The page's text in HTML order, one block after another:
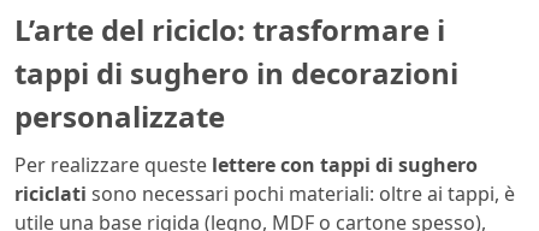
L’arte del riciclo: trasformare i
tappi di sughero in decorazioni
personalizzate
Per realizzare queste lettere con tappi di sughero
riciclati sono necessari pochi materiali: oltre ai tappi, è
utile una base rigida (legno, MDF o cartone spesso),